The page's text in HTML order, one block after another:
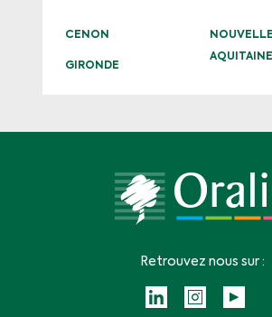
CENON
GIRONDE
AQUITAINE
Retrouvez nous sur :